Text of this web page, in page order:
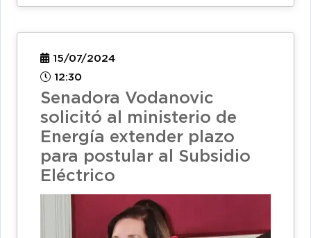
15/07/2024
12:30
Senadora Vodanovic
solicitó al ministerio de
Energía extender plazo
para postular al Subsidio
Eléctrico